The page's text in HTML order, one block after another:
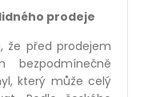
prodeje
že před prodejem
který může celý